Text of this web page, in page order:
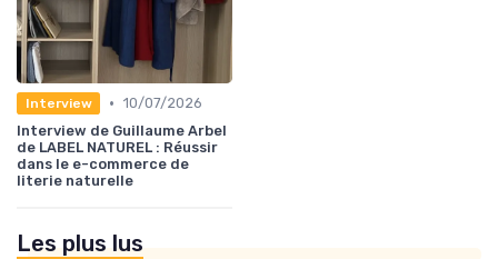
Interview • 10/07/2026
Interview de Guillaume Arbel
de LABEL NATUREL : Réussir
dans le e-commerce de
literie naturelle
Les plus lus